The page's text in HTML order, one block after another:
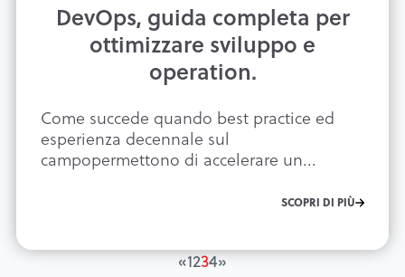
DevOps, guida completa per
ottimizzare sviluppo e
operation.
Come succede quando best practice ed
esperienza decennale sul
campopermettono di accelerare un...
SCOPRI DI PIÙ
«1234»